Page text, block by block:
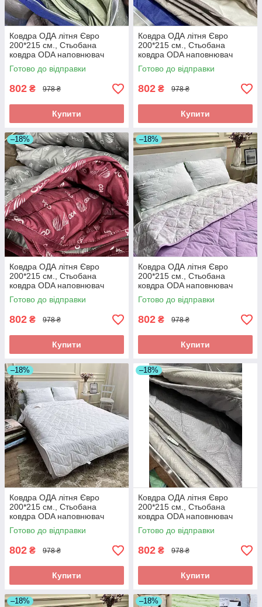
Ковдра ОДА літня Євро
200*215 см., Стьобана
ковдра ODA наповнювач
хлопок - Хлопкопон
Готово до відправки
802 ₴ 978 ₴
Купити
Ковдра ОДА літня Євро
200*215 см., Стьобана
ковдра ODA наповнювач
хлопок - Хлопкопон
Готово до відправки
802 ₴ 978 ₴
Купити
–18%
Ковдра ОДА літня Євро
200*215 см., Стьобана
ковдра ODA наповнювач
хлопок - Хлопкопон
Готово до відправки
802 ₴ 978 ₴
Купити
–18%
Ковдра ОДА літня Євро
200*215 см., Стьобана
ковдра ODA наповнювач
хлопок - Хлопкопон
Готово до відправки
802 ₴ 978 ₴
Купити
–18%
Ковдра ОДА літня Євро
200*215 см., Стьобана
ковдра ODA наповнювач
хлопок - Хлопкопон
Готово до відправки
802 ₴ 978 ₴
Купити
–18%
Ковдра ОДА літня Євро
200*215 см., Стьобана
ковдра ODA наповнювач
хлопок - Хлопкопон
Готово до відправки
802 ₴ 978 ₴
Купити
–18% –18%